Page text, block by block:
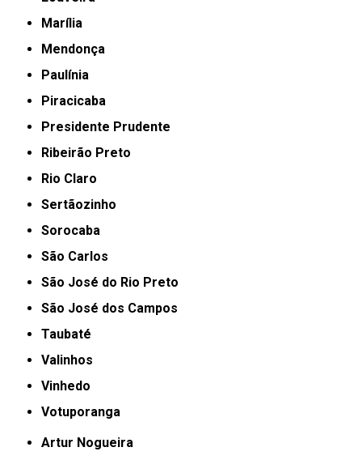
Marília
Mendonça
Paulínia
Piracicaba
Presidente Prudente
Ribeirão Preto
Rio Claro
Sertãozinho
Sorocaba
São Carlos
São José do Rio Preto
São José dos Campos
Taubaté
Valinhos
Vinhedo
Votuporanga
Artur Nogueira